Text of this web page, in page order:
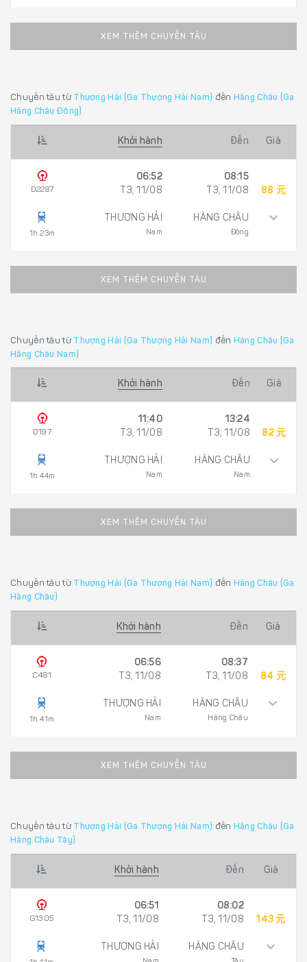
XEM THÊM CHUYẾN TÀU
Chuyến tàu từ Thượng Hải (Ga Thượng Hải Nam) đến Hàng Châu (Ga
Hàng Châu Đông)
Khởi hành Đến Giá
D2287
1h 23m
06:52
T3, 11/08
THƯỢNG HẢI
Nam
08:15
T3, 11/08
HÀNG CHÂU
Đông
88 元
XEM THÊM CHUYẾN TÀU
Chuyến tàu từ Thượng Hải (Ga Thượng Hải Nam) đến Hàng Châu (Ga
Hàng Châu Nam)
Khởi hành Đến Giá
D197
1h 44m
11:40
T3, 11/08
THƯỢNG HẢI
Nam
13:24
T3, 11/08
HÀNG CHÂU
Nam
82 元
XEM THÊM CHUYẾN TÀU
Chuyến tàu từ Thượng Hải (Ga Thượng Hải Nam) đến Hàng Châu (Ga
Hàng Châu)
Khởi hành Đến Giá
C481
1h 41m
06:56
T3, 11/08
THƯỢNG HẢI
Nam
08:37
T3, 11/08
HÀNG CHÂU
Hàng Châu
84 元
XEM THÊM CHUYẾN TÀU
Chuyến tàu từ Thượng Hải (Ga Thượng Hải Nam) đến Hàng Châu (Ga
Hàng Châu Tây)
Khởi hành Đến Giá
G1305
06:51
T3, 11/08
THƯỢNG HẢI
08:02
T3, 11/08
HÀNG CHÂU
143 元